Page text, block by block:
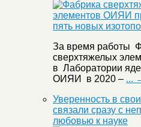
За время работы
сверхтяжелых
в Лаборатории
ОИЯИ в 2020 – ...
Уверенность в
связали сразу с
любовью к науке